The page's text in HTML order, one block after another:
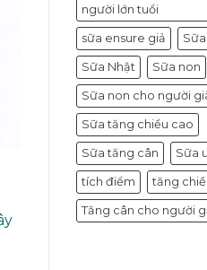
người lớn tuổi
sữa ensure giả
Sữa Nhật Sữa non
Sữa non cho người
Sữa tăng chiều cao
Sữa tăng cân Sữa
tích điểm tăng
Tăng cân cho người